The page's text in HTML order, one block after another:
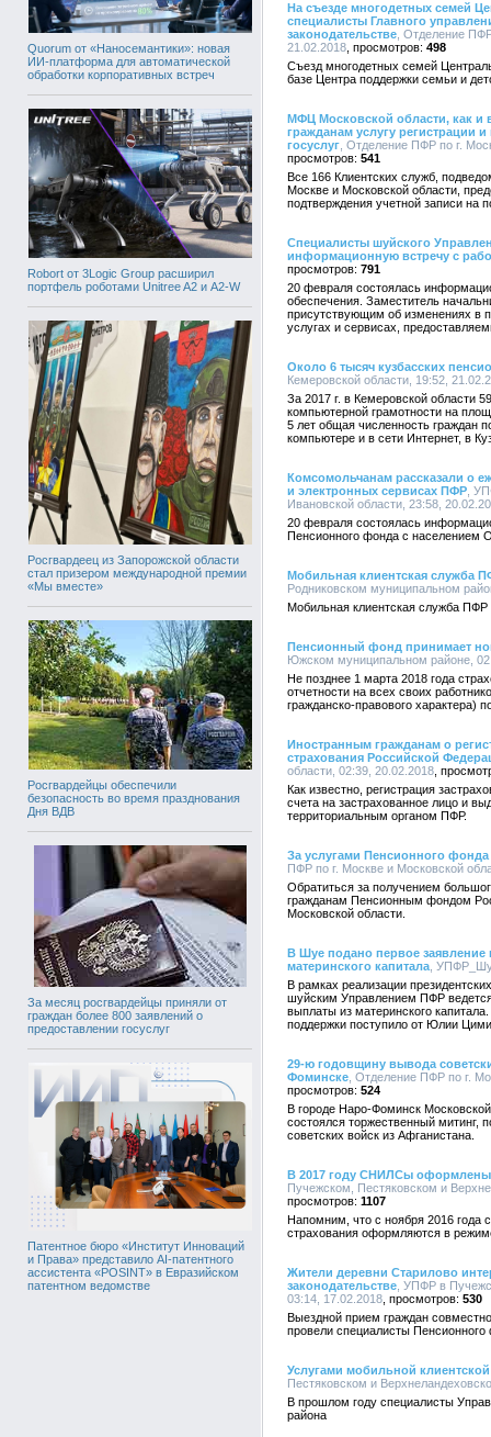
Quorum от «Наносемантики»: новая
ИИ-платформа для автоматической
обработки корпоративных встреч
Robort от 3Logic Group расширил
портфель роботами Unitree A2 и A2-W
Росгвардеец из Запорожской области
стал призером международной премии
«Мы вместе»
Росгвардейцы обеспечили
безопасность во время празднования
Дня ВДВ
За месяц росгвардейцы приняли от
граждан более 800 заявлений о
предоставлении госуслуг
Патентное бюро «Институт Инноваций
и Права» представило AI-патентного
ассистента «POSINT» в Евразийском
патентном ведомстве
На съезде многодетных семей
специалисты Главного
законодательстве , Отделение
21.02.2018
498
Съезд многодетных семей
базе Центра поддержки семьи и
МФЦ Московской области, как и
гражданам услугу регистрации
госуслуг , Отделение ПФР по г.
541
Все 166 Клиентских служб,
Москве и Московской области,
подтверждения учетной записи на
Специалисты шуйского
информационную встречу с
791
20 февраля состоялась
обеспечения. Заместитель
присутствующим об изменениях в
услугах и сервисах,
Около 6 тысяч кузбасских
Кемеровской области, 19:52,
За 2017 г. в Кемеровской области
компьютерной грамотности на
5 лет общая численность граждан
компьютере и в сети Интернет, в
Комсомольчанам рассказали о
и электронных сервисах ПФР ,
Ивановской области, 23:58,
20 февраля состоялась
Пенсионного фонда с населением
Мобильная клиентская служба
Родниковском муниципальном
Мобильная клиентская служба
Пенсионный фонд принимает
Южском муниципальном районе,
Не позднее 1 марта 2018 года
отчетности на всех своих
гражданско-правового
Иностранным гражданам о
страхования Российской
области, 02:39, 20.02.2018
Как известно, регистрация
счета на застрахованное лицо и
территориальным органом ПФР.
За услугами Пенсионного
ПФР по г. Москве и Московской
Обратиться за получением
гражданам Пенсионным фондом
Московской области.
В Шуе подано первое заявление
материнского капитала ,
В рамках реализации
шуйским Управлением ПФР
выплаты из материнского
поддержки поступило от Юлии
29-ю годовщину вывода
Фоминске , Отделение ПФР по г.
524
В городе Наро-Фоминск
состоялся торжественный митинг,
советских войск из Афганистана.
В 2017 году СНИЛСы оформлены
Пучежском, Пестяковском и
1107
Напомним, что с ноября 2016 года
страхования оформляются в
Жители деревни Старилово
законодательстве , УПФР в
03:14, 17.02.2018
530
Выездной прием граждан
провели специалисты Пенсионного
Услугами мобильной
Пестяковском и
В прошлом году специалисты
района